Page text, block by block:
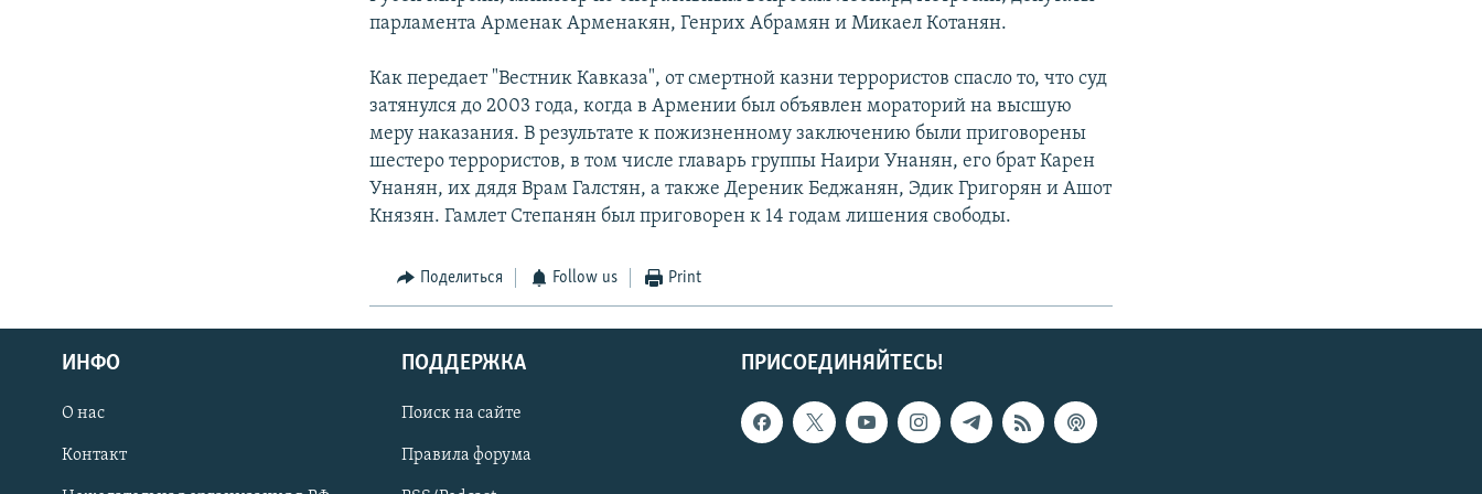
парламента Арменак Арменакян, Генрих Абрамян и Микаел Котанян.
Как передает "Вестник Кавказа", от смертной казни террористов спасло то, что суд
затянулся до 2003 года, когда в Армении был объявлен мораторий на высшую
меру наказания. В результате к пожизненному заключению были приговорены
шестеро террористов, в том числе главарь группы Наири Унанян, его брат Карен
Унанян, их дядя Врам Галстян, а также Дереник Беджанян, Эдик Григорян и Ашот
Князян. Гамлет Степанян был приговорен к 14 годам лишения свободы.
Поделиться Follow us Print
ПРИСОЕДИНЯЙТЕСЬ!
ИНФО
О нас
Контакт
ПОДДЕРЖКА
Поиск на сайте
Правила форума